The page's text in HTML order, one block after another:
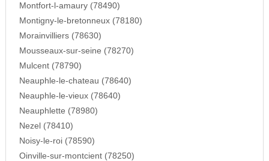
Montfort-l-amaury (78490)
Montigny-le-bretonneux (78180)
Morainvilliers (78630)
Mousseaux-sur-seine (78270)
Mulcent (78790)
Neauphle-le-chateau (78640)
Neauphle-le-vieux (78640)
Neauphlette (78980)
Nezel (78410)
Noisy-le-roi (78590)
Oinville-sur-montcient (78250)